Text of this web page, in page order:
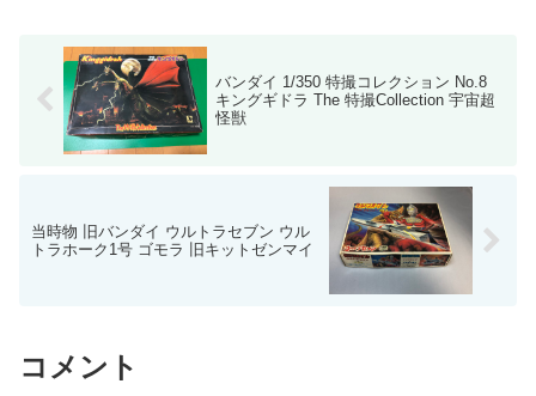
バンダイ 1/350 特撮コレクション No.8
キングギドラ The 特撮Collection 宇宙超
怪獣
当時物 旧バンダイ ウルトラセブン ウル
トラホーク1号 ゴモラ 旧キットゼンマイ
コメント